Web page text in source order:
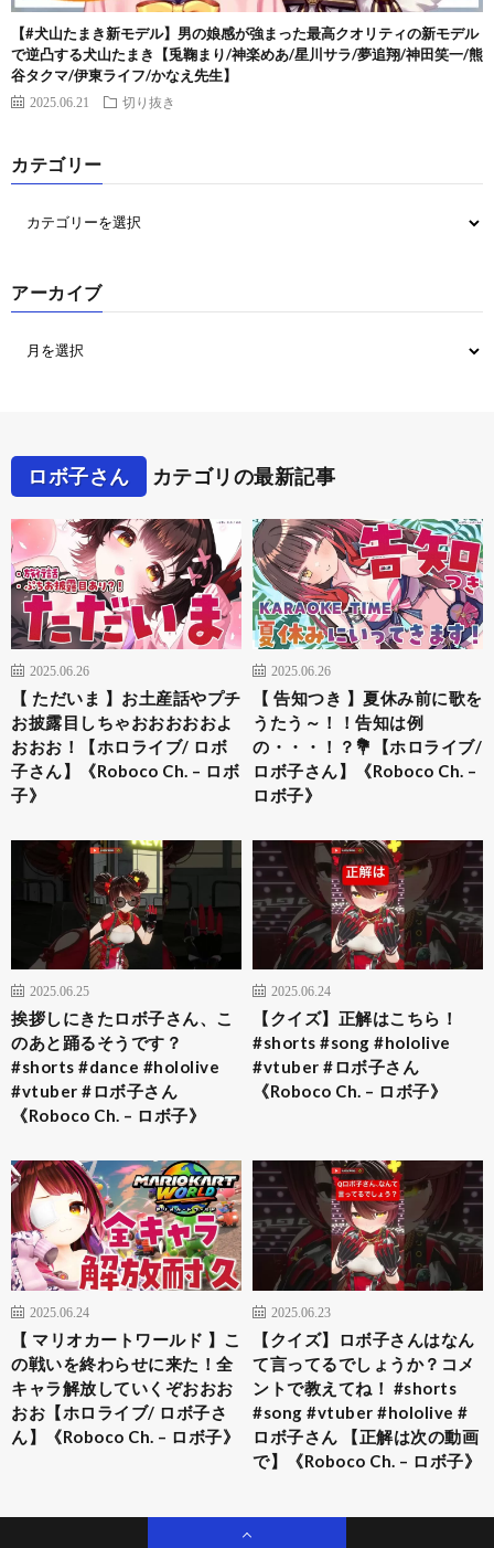
【#犬山たまき新モデル】男の娘感が強まった最高クオリティの新モデル
で逆凸する犬山たまき【兎鞠まり/神楽めあ/星川サラ/夢追翔/神田笑一/熊
谷タクマ/伊東ライフ/かなえ先生】
2025.06.21 切り抜き
カテゴリー
アーカイブ
ロボ子さん カテゴリの最新記事
2025.06.26
【 ただいま 】お土産話やプチ
お披露目しちゃおおおおおよ
おおお！【ホロライブ/ ロボ
子さん】《Roboco Ch. – ロボ
子》
2025.06.26
【 告知つき 】夏休み前に歌を
うたう～！！告知は例
の・・・！？💐【ホロライブ/
ロボ子さん】《Roboco Ch. –
ロボ子》
2025.06.25
挨拶しにきたロボ子さん、こ
のあと踊るそうです？
#shorts #dance #hololive
#vtuber #ロボ子さん
《Roboco Ch. – ロボ子》
2025.06.24
【クイズ】正解はこちら！
#shorts #song #hololive
#vtuber #ロボ子さん
《Roboco Ch. – ロボ子》
2025.06.24
【 マリオカートワールド 】こ
の戦いを終わらせに来た！全
キャラ解放していくぞおおお
おお【ホロライブ/ ロボ子さ
ん】《Roboco Ch. – ロボ子》
2025.06.23
【クイズ】ロボ子さんはなん
て言ってるでしょうか？コメ
ントで教えてね！ #shorts
#song #vtuber #hololive #
ロボ子さん 【正解は次の動画
で】《Roboco Ch. – ロボ子》